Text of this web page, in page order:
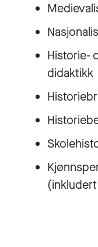
Historie-
didaktikk